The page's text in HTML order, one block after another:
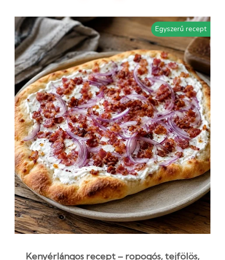
Egyszerű recept
Kenyérlángos recept – ropogós, tejfölös,